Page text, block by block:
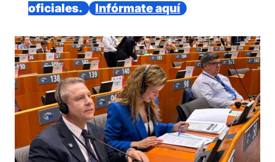
oficiales.
Infórmate aquí